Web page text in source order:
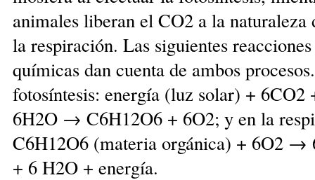
animales liberan el CO2 a la naturaleza
la respiración. Las siguientes reacciones
químicas dan cuenta de ambos
fotosíntesis: energía (luz solar) + 6CO2
6H2O → C6H12O6 + 6O2; y en la
C6H12O6 (materia orgánica) + 6O2 →
+ 6 H2O + energía.